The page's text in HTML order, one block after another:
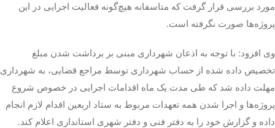
مورد بررسی قرار گرفت که متاسفانه هیچ‌گونه فعالیت اجرایی در این
پروژه‌ها صورت نگرفته است.
وی افزود: با توجه به اذعان شهرداری مبنی بر برداشت شدن مبلغ
تخصیص داده شده از حساب شهرداری توسط مراجع قضایی، به شهرداری
مهلت داده شد که طی مدت یک ماه اقدامات اجرایی در خصوص شروع
پروژه‌ها و اجرا شدن همه تعهدات مربوط به ستاد اربعین اقدام لازم انجام
داده و گزارش خود را به دفتر فنی و دفتر شهری استانداری اعلام کند.